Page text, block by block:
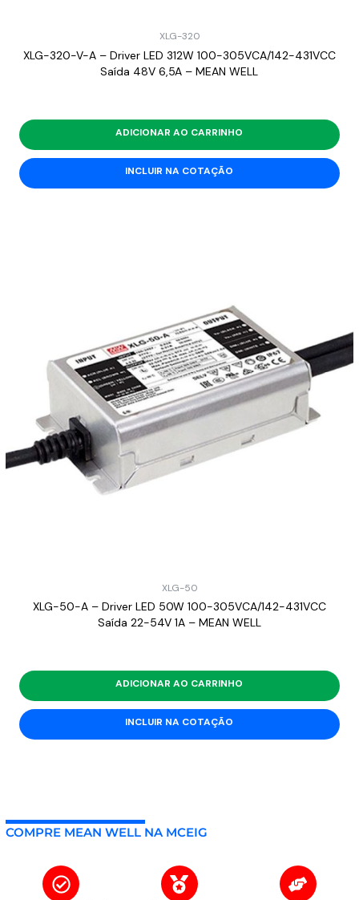
XLG-320
XLG-320-V-A – Driver LED 312W 100-305VCA/142-431VCC
Saída 48V 6,5A – MEAN WELL
ADICIONAR AO CARRINHO
INCLUIR NA COTAÇÃO
XLG-50
XLG-50-A – Driver LED 50W 100-305VCA/142-431VCC
Saída 22-54V 1A – MEAN WELL
ADICIONAR AO CARRINHO
INCLUIR NA COTAÇÃO
COMPRE MEAN WELL NA MCEIG